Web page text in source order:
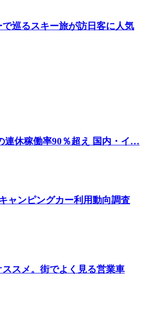
巡るスキー旅が訪日客に人気
連休稼働率90％超え 国内・イ…
ャンピングカー利用動向調査
スメ。街でよく見る営業車